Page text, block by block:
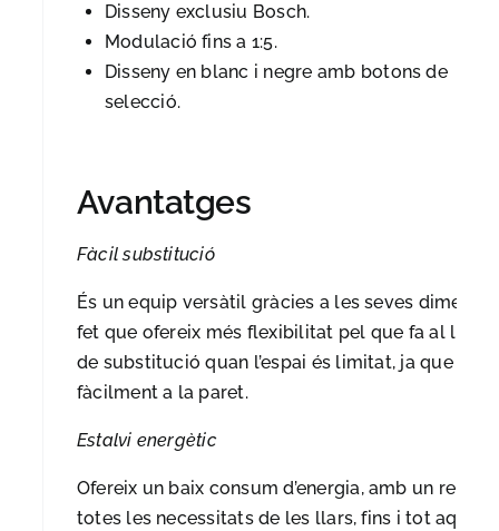
Disseny exclusiu Bosch.
Modulació fins a 1:5.
Disseny en blanc i negre amb botons de
selecció.
Avantatges
Fàcil substitució
És un equip versàtil gràcies a les seves
fet que ofereix més flexibilitat pel que fa al lloc
de substitució quan l’espai és limitat, ja que fins
fàcilment a la paret.
Estalvi energètic
Ofereix un baix consum d’energia, amb un
totes les necessitats de les llars, fins i tot